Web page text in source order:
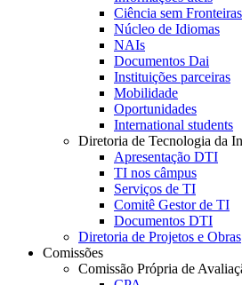
Ciência sem Fronteiras
Núcleo de Idiomas
NAIs
Documentos Dai
Instituições parceiras
Mobilidade
Oportunidades
International students
Diretoria de Tecnologia da
Apresentação DTI
TI nos câmpus
Serviços de TI
Comitê Gestor de TI
Documentos DTI
Diretoria de Projetos e Obras
Comissões
Comissão Própria de